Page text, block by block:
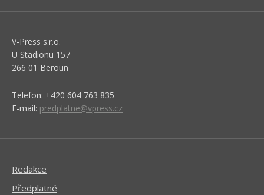
V-Press s.r.o.
U Stadionu 157
266 01 Beroun
Telefon: +420 604 763 835
E-mail: predplatne@vpress.cz
Redakce
Předplatné